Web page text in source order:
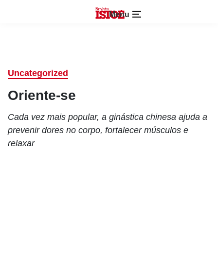
Menu
Uncategorized
Oriente-se
Cada vez mais popular, a ginástica chinesa ajuda a
prevenir dores no corpo, fortalecer músculos e
relaxar